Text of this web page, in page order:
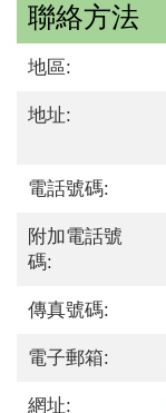
聯絡方法
地區:
地址:
電話號碼:
附加電話號
碼:
傳真號碼:
電子郵箱:
網址: